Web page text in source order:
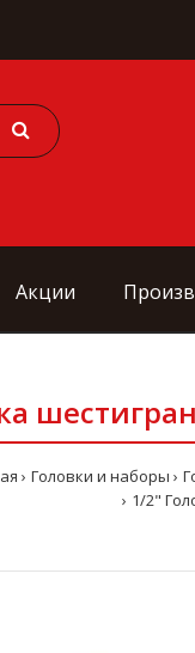
Акции
Головки и наборы
1/2"